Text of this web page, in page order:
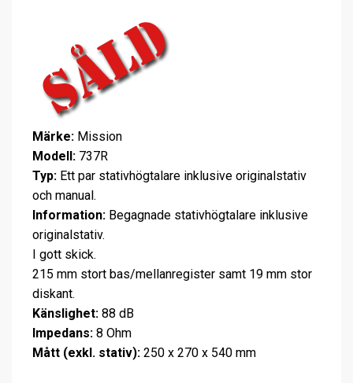
Märke: Mission
Modell: 737R
Typ: Ett par stativhögtalare inklusive originalstativ
och manual.
Information: Begagnade stativhögtalare inklusive
originalstativ.
I gott skick.
215 mm stort bas/mellanregister samt 19 mm stor
diskant.
Känslighet: 88 dB
Impedans: 8 Ohm
Mått (exkl. stativ): 250 x 270 x 540 mm